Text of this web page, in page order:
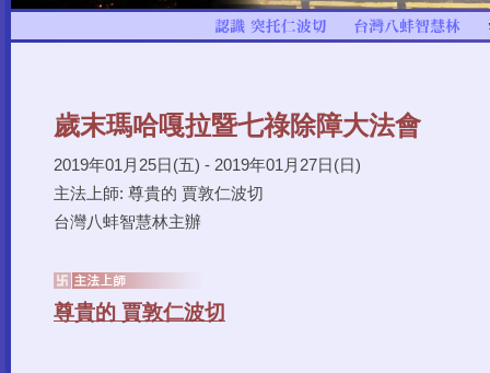
歲末瑪哈嘎拉暨七祿除障大法會
2019年01月25日(五) - 2019年01月27日(日)
主法上師: 尊貴的 賈敦仁波切
台灣八蚌智慧林主辦